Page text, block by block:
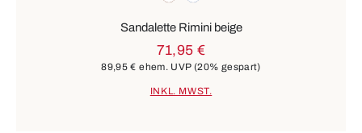
Sandalette Rimini beige
71,95 €
89,95 € ehem. UVP (20% gespart)
INKL. MWST.